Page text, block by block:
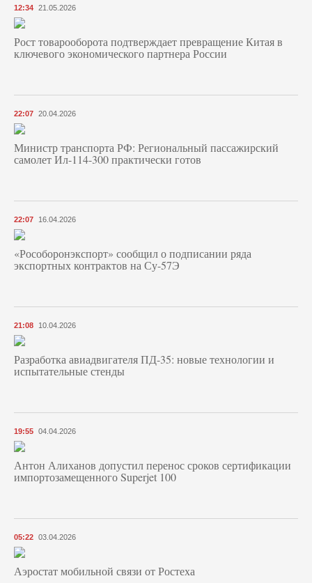
12:34 21.05.2026
Рост товарооборота подтверждает превращение Китая в
ключевого экономического партнера России
22:07 20.04.2026
Министр транспорта РФ: Региональный пассажирский
самолет Ил-114-300 практически готов
22:07 16.04.2026
«Рособоронэкспорт» сообщил о подписании ряда
экспортных контрактов на Су-57Э
21:08 10.04.2026
Разработка авиадвигателя ПД-35: новые технологии и
испытательные стенды
19:55 04.04.2026
Антон Алиханов допустил перенос сроков сертификации
импортозамещенного Superjet 100
05:22 03.04.2026
Аэростат мобильной связи от Ростеха